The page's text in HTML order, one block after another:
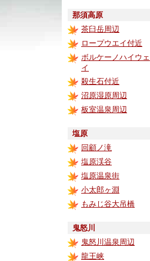
那須高原
茶臼岳周辺
ロープウエイ付近
ボルケーノハイウェ
イ
殺生石付近
沼原湿原周辺
板室温泉周辺
塩原
回顧ノ滝
塩原渓谷
塩原温泉街
小太郎ヶ淵
もみじ谷大吊橋
鬼怒川
鬼怒川温泉周辺
龍王峡